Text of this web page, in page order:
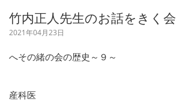
竹内正人先生のお話をきく会
2021年04月23日
へその緒の会の歴史～９～
産科医